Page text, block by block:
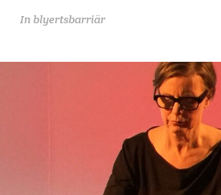
Inblyertsbarriär